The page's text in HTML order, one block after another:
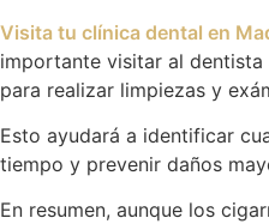
Visita tu clínica dental en
importante visitar al dentista
para realizar limpiezas y
Esto ayudará a identificar
tiempo y prevenir daños
En resumen, aunque los